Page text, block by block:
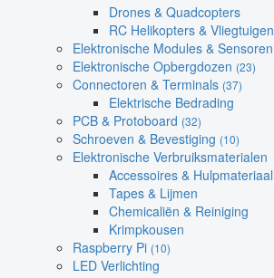
Drones & Quadcopters
RC Helikopters & Vliegtuigen
Elektronische Modules & Sensoren
Elektronische Opbergdozen (23)
Connectoren & Terminals (37)
Elektrische Bedrading
PCB & Protoboard (32)
Schroeven & Bevestiging (10)
Elektronische Verbruiksmaterialen
Accessoires & Hulpmateriaal
Tapes & Lijmen
Chemicaliën & Reiniging
Krimpkousen
Raspberry Pi (10)
LED Verlichting